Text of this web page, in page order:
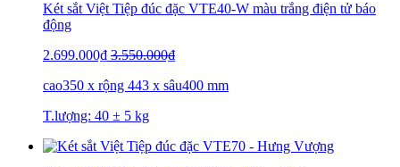
Két sắt Việt Tiệp đúc đặc VTE40-W màu trắng điện tử báo
động
2.699.000₫ 3.550.000₫
cao350 x rộng 443 x sâu400 mm
T.lượng: 40 ± 5 kg